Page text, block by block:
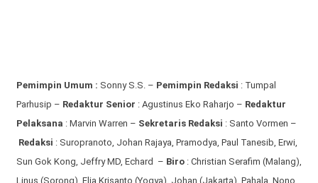
Pemimpin Umum : Sonny S.S. – Pemimpin Redaksi : Tumpal
Parhusip – Redaktur Senior : Agustinus Eko Raharjo – Redaktur
Pelaksana : Marvin Warren – Sekretaris Redaksi : Santo Vormen –
Redaksi : Suropranoto, Johan Rajaya, Pramodya, Paul Tanesib, Erwi,
Sun Gok Kong, Jeffry MD, Echard – Biro: Christian Serafim (Malang),
Linus (Sorong), Elia Krisanto (Yogya), Johan (Jakarta), Pahala, Nono